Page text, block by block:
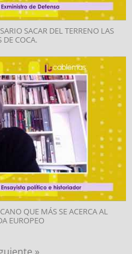
SACAR DEL TERRENO LAS
DE COCA.
QUE MÁS SE ACERCA AL
EUROPEO
»